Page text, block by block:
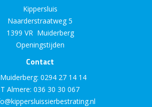
Kippersluis
Naarderstraatweg 5
1399 VR Muiderberg
Openingstijden
Contact
0294 27 14 14
T Almere: 036 30 30 067